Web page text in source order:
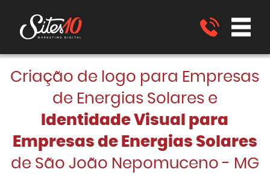
Criação de logo para Empresas
de Energias Solares e
Identidade Visual para
Empresas de Energias Solares
de São João Nepomuceno - MG